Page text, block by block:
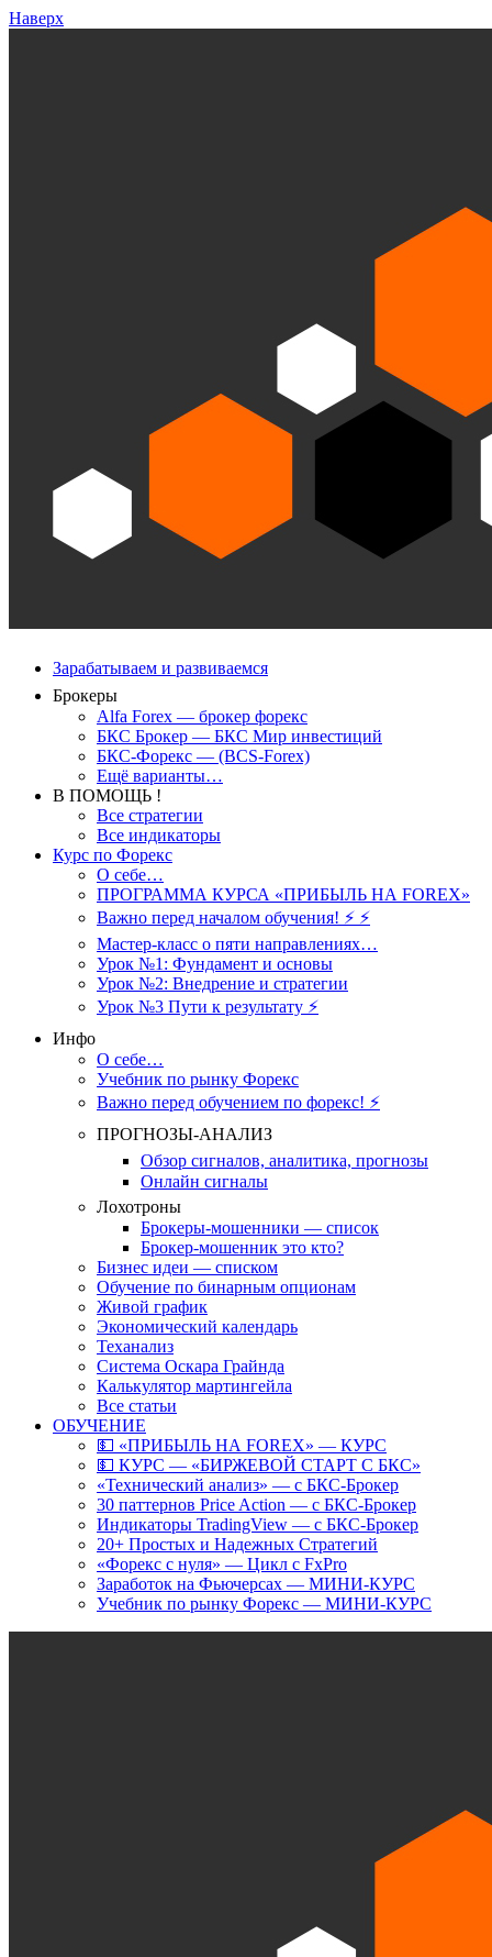
Наверх
Зарабатываем и развиваемся
Брокеры
Alfa Forex — брокер форекс
БКС Брокер — БКС Мир инвестиций
БКС-Форекс — (BCS-Forex)
Ещё варианты…
В ПОМОЩЬ !
Все стратегии
Все индикаторы
Курс по Форекс
О себе…
ПРОГРАММА КУРСА «ПРИБЫЛЬ НА FOREX»
Важно перед началом обучения! ⚡ ⚡
Мастер-класс о пяти направлениях…
Урок №1: Фундамент и основы
Урок №2: Внедрение и стратегии
Урок №3 Пути к результату ⚡️
Инфо
О себе…
Учебник по рынку Форекс
Важно перед обучением по форекс! ⚡
ПРОГНОЗЫ-АНАЛИЗ
Обзор сигналов, аналитика, прогнозы
Онлайн сигналы
Лохотроны
Брокеры-мошенники — список
Брокер-мошенник это кто?
Бизнес идеи — списком
Обучение по бинарным опционам
Живой график
Экономический календарь
Теханализ
Система Оскара Грайнда
Калькулятор мартингейла
Все статьи
ОБУЧЕНИЕ
💵 «ПРИБЫЛЬ НА FOREX» — КУРС
💵 КУРС — «БИРЖЕВОЙ СТАРТ С БКС»
«Технический анализ» — с БКС-Брокер
30 паттернов Price Action — с БКС-Брокер
Индикаторы TradingView — с БКС-Брокер
20+ Простых и Надежных Стратегий
«Форекс с нуля» — Цикл с FxPro
Заработок на Фьючерсах — МИНИ-КУРС
Учебник по рынку Форекс — МИНИ-КУРС